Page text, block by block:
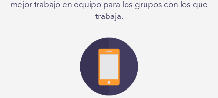
preferencias de pensamiento y comportamiento”
Alvin
“Como una organización centrada en las personas que
practica la agilidad, Emergenetics es una herramienta
invaluable que permite a nuestra gente colaborar mejor a
través de una comprensión más profunda de las
mejor trabajo en equipo para los grupos con los que
trabaja.